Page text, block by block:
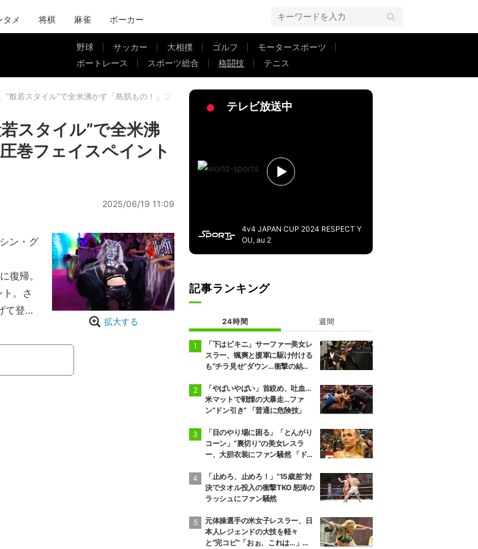
タメ 将棋 麻雀 ポーカー
野球 サッカー 大相撲 ゴルフ
モータースポーツ
ボートレース
スポーツ総合 格闘技 テニス
”般若スタイル”で全米沸かす「鳥肌もの！」ファン騒然 圧巻フェイスペイントも健在
スタイル”で全米沸
巻フェイスペイント
2025/06/19 11:09
拡大する
ン・グ
復帰。
。さ
て登場
帰。
イタル
テレビ放送中
4v4 JAPAN CUP 2024 RESPECT Y
OU, au 2
記事ランキング
24時間 週間
「下はビキニ」サーファー美女レ
スラー、颯爽と援軍に駆け付ける
も“チラ見せ”ダウン…衝撃の結末
「やばいやばい」首絞め、吐血…
米マットで戦慄の大暴走…ファ
ン“ドン引き” 「普通に危険技」
「目のやり場に困る」「とんがり
コーン」“裏切り”の美女レスラ
ー、大胆衣装にファン騒然 「ドロ
「止めろ、止めろ！」“15歳差”対
決でタオル投入の衝撃TKO 怒涛の
ラッシュにファン騒然
元体操選手の米女子レスラー、日
本人レジェンドの大技を軽々
と“完コピ”「おぉ、これは…」実